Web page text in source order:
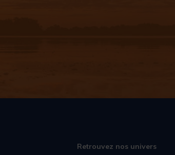
Retrouvez nos univers